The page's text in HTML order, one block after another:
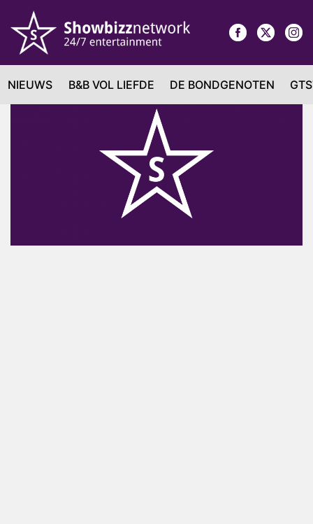
NIEUWS B&B VOL LIEFDE DE BONDGENOTEN